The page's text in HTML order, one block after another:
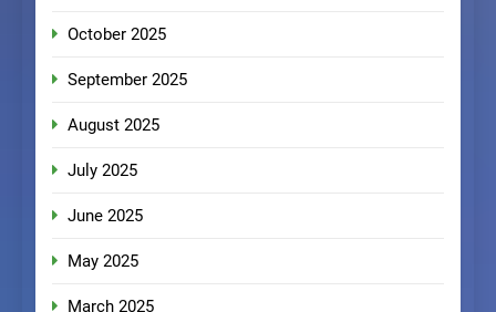
October 2025
September 2025
August 2025
July 2025
June 2025
May 2025
March 2025